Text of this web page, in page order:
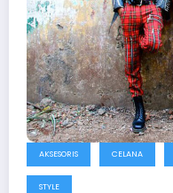
AKSESORIS CELANA
STYLE